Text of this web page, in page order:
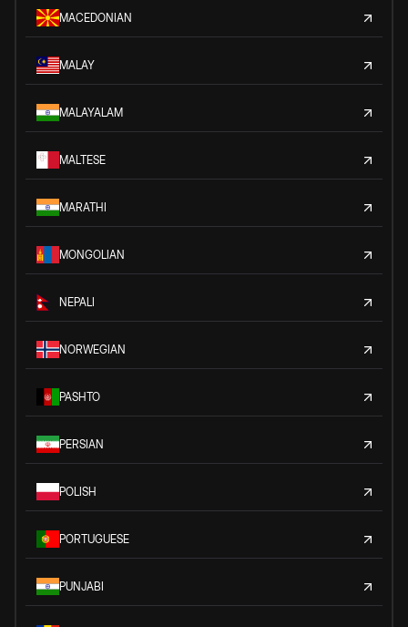
MACEDONIAN
MALAY
MALAYALAM
MALTESE
MARATHI
MONGOLIAN
NEPALI
NORWEGIAN
PASHTO
PERSIAN
POLISH
PORTUGUESE
PUNJABI